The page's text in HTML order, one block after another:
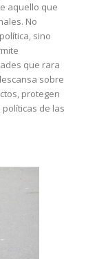
aquello que
No
sino
que rara
sobre
protegen
de las